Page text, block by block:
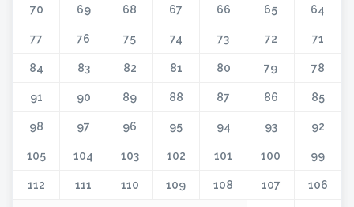
64
65
66
67
68
69
70
71
72
73
74
75
76
77
78
79
80
81
82
83
84
85
86
87
88
89
90
91
92
93
94
95
96
97
98
99
100
101
102
103
104
105
106
107
108
109
110
111
112